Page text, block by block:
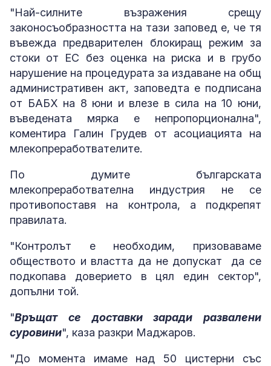
"Най-силните възражения срещу
законосъобразността на тази заповед е, че тя
въвежда предварителен блокиращ режим за
стоки от ЕС без оценка на риска и в грубо
нарушение на процедурата за издаване на общ
административен акт, заповедта е подписана
от БАБХ на 8 юни и влезе в сила на 10 юни,
въведената мярка е непропорционална",
коментира Галин Грудев от асоциацията на
млекопреработвателите.
По думите българската
млекопреработвателна индустрия не се
противопоставя на контрола, а подкрепят
правилата.
"Контролът е необходим, призоваваме
обществото и властта да не допускат да се
подкопава доверието в цял един сектор",
допълни той.
"Връщат се доставки заради развалени
суровини", каза разкри Маджаров.
"До момента имаме над 50 цистерни със